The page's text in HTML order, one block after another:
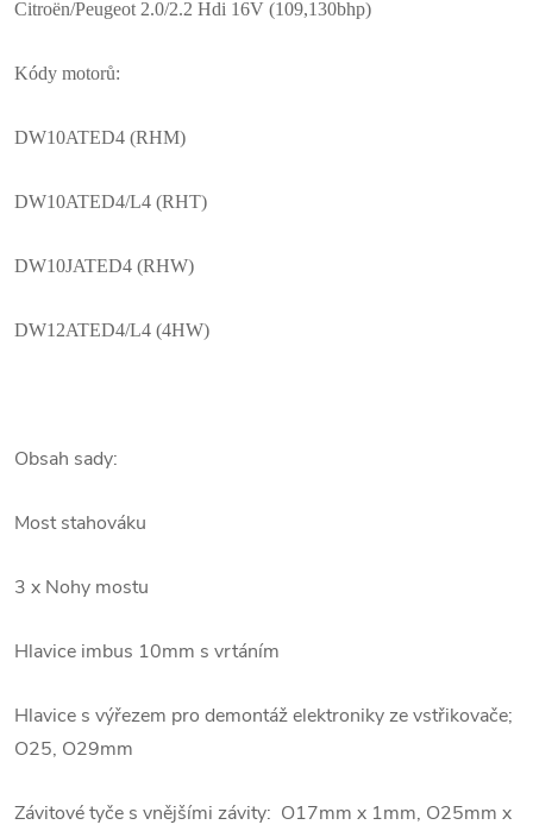
Citroën/Peugeot 2.0/2.2 Hdi 16V (109,130bhp)
Kódy motorů:
DW10ATED4 (RHM)
DW10ATED4/L4 (RHT)
DW10JATED4 (RHW)
DW12ATED4/L4 (4HW)
Obsah sady:
Most stahováku
3 x Nohy mostu
Hlavice imbus 10mm s vrtáním
Hlavice s výřezem pro demontáž elektroniky ze vstřikovače;
O25, O29mm
Závitové tyče s vnějšími závity: O17mm x 1mm, O25mm x